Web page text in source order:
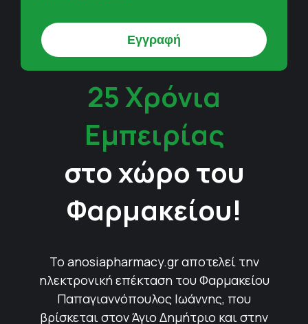
25 Χρόνια
Εμπειρίας
στο χώρο του
Φαρμακείου!
Το anosiapharmacy.gr αποτελεί την
ηλεκτρονική επέκταση του Φαρμακείου
Παπαγιαννόπουλος Ιωάννης, που
βρίσκεται στον Άγιο Δημήτριο και στην